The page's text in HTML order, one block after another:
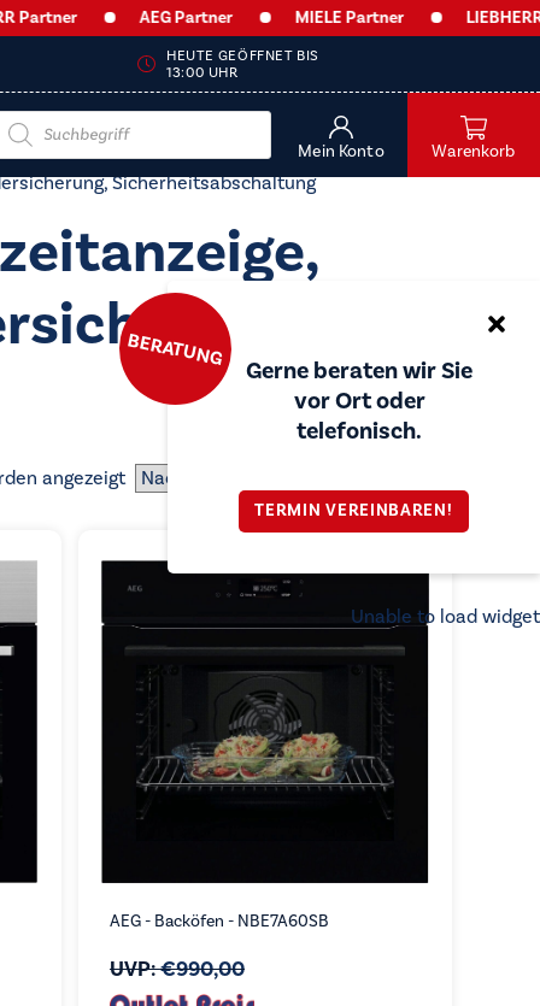
AEG Partner MIELE Partner LIEBHERR
HEUTE GEÖFFNET BIS
13:00 UHR
Mein Konto Warenkorb
BERATUNG
Gerne beraten wir Sie
vor Ort oder
telefonisch.
TERMIN VEREINBAREN!
Sicherheitsabschaltung
angezeigtNach
aufsteigend
AEG - Backöfen - NBE7A60SB
UVP:€990,00
Unable to load widget